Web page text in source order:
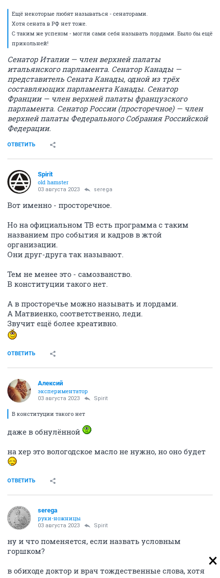
Ещё некоторые любят называться - сенаторами.
Хотя сената в РФ нет тоже.
С таким же успехом - могли сами себя называть лордами. Было бы ещё
прикольней!
Сенатор Италии — член верхней палаты
итальянского парламента. Сенатор Канады —
представитель Сената Канады, одной из трёх
составляющих парламента Канады. Сенатор
Франции — член верхней палаты французского
парламента. Сенатор России (просторечное) — член
верхней палаты Федерального Собрания Российской
Федерации.
ОТВЕТИТЬ
Spirit
old hamster
03 августа 2023 serega
Вот именно - просторечное.
Но на официальном ТВ есть программа с таким
названием про события и кадров в жтой
организации.
Они друг-друга так называют.
Тем не менее это - самозванство.
В конституции такого нет.
А в просторечье можно называть и лордами.
А Матвиенко, соответственно, леди.
Звучит ещё более креативно.
ОТВЕТИТЬ
Алексий
экспериментатор
03 августа 2023 Spirit
В конституции такого нет
даже в обнулённой
на хер это вологодское масло не нужно, но оно будет
ОТВЕТИТЬ
serega
руки-ножницы
03 августа 2023 Spirit
ну и что поменяется, если назвать условным
горшком?
в обиходе доктор и врач тождественные слова, хотя